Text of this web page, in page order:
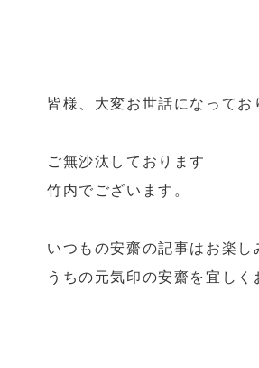
皆様、大変お世話になってお
ご無沙汰しております
竹内でございます。
いつもの安齋の記事はお楽
うちの元気印の安齋を宜しく